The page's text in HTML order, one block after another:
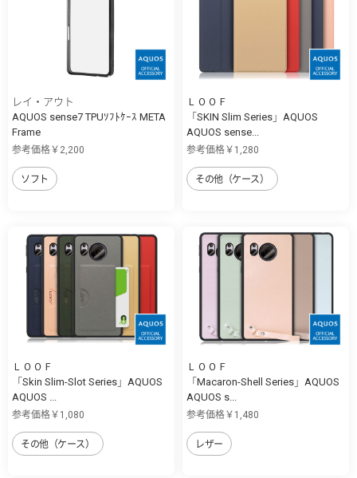
レイ・アウト
AQUOS sense7 TPUｿﾌﾄｹｰｽ META
Frame
参考価格￥2,200
ソフト
ＬＯＯＦ
「SKIN Slim Series」AQUOS
AQUOS sense...
参考価格￥1,280
その他（ケース）
ＬＯＯＦ
「Skin Slim-Slot Series」AQUOS
AQUOS ...
参考価格￥1,080
その他（ケース）
ＬＯＯＦ
「Macaron-Shell Series」AQUOS
AQUOS s...
参考価格￥1,480
レザー